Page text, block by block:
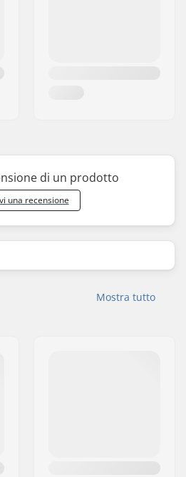
di un prodotto
una recensione
Mostra tutto